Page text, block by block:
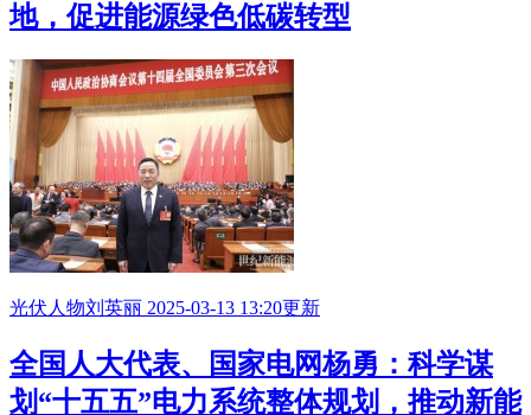
地，促进能源绿色低碳转型
光伏人物刘英丽 2025-03-13 13:20更新
全国人大代表、国家电网杨勇：科学谋
划“十五五”电力系统整体规划，推动新能